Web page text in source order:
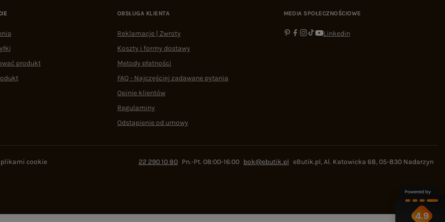
produkt
OBSŁUGA KLIENTA
Reklamacje | Zwroty
Koszty i formy dostawy
Metody płatności
FAQ - Najczęściej zadawane pytania
Opinie klientów
Regulaminy
Odstąpienie od umowy
MEDIA SPOŁECZNOŚCIOWE
Linkedin
cookie 22 290 10 80 Pn.-Pt. 08:00-16:00 bok@ebutik.pl eButik.pl,Al. Katowicka 68,05-830 Nadarzyn
4.9